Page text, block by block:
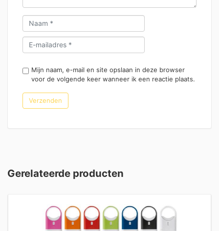
Mijn naam, e-mail en site opslaan in deze browser
voor de volgende keer wanneer ik een reactie plaats.
Gerelateerde producten